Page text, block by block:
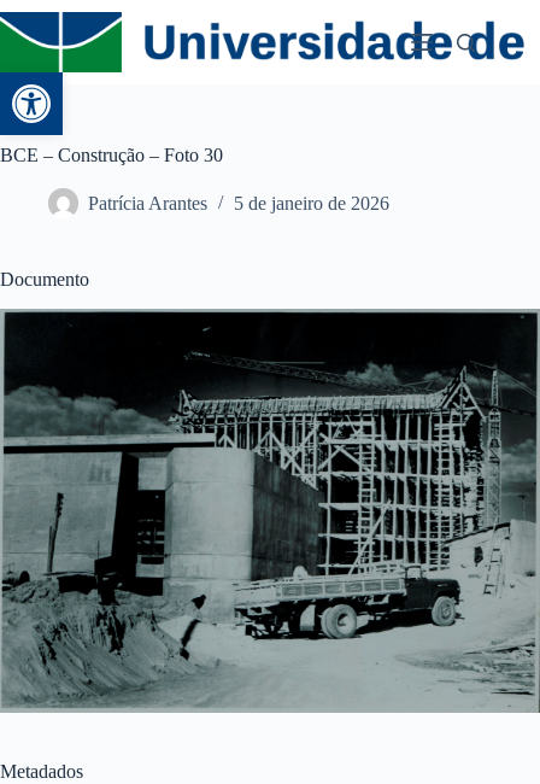
Abrir a barra de ferramentas
BCE – Construção – Foto 30
Patrícia Arantes 5 de janeiro de 2026
Documento
Metadados